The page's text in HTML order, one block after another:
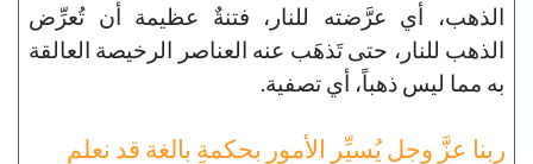
الذهب، أي عرَّضته للنار، فتنةٌ عظيمة أن تُعرِّض
الذهب للنار، حتى تَذهَب عنه العناصر الرخيصة العالقة
به مما ليس ذهباً، أي تصفية.
ربنا عزَّ وجل يُسيِّر الأمور بحكمةٍ بالغة قد نعلم